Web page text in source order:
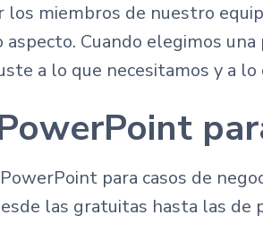
miembros de nuestro
Cuando elegimos
a lo que necesitamos y a
para casos de
las gratuitas hasta las de